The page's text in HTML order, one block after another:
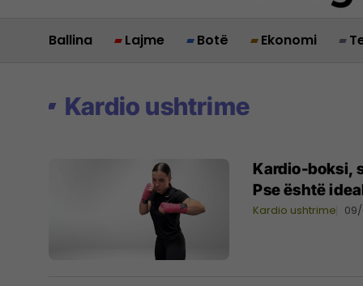
Ballina Lajme Botë Ekonomi
Kardio ushtrime
Kardio-boksi,
Pse është
Kardio ushtrime